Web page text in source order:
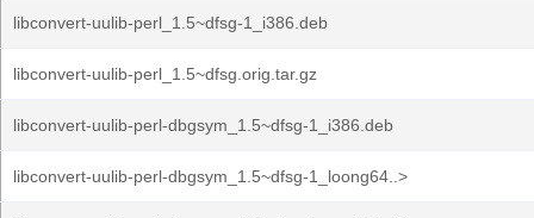
libconvert-uulib-perl_1.5~dfsg-1_i386.deb
libconvert-uulib-perl_1.5~dfsg.orig.tar.gz
libconvert-uulib-perl-dbgsym_1.5~dfsg-1_i386.deb
libconvert-uulib-perl-dbgsym_1.5~dfsg-1_loong64..>